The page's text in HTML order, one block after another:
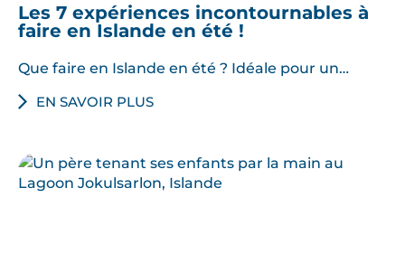
Les 7 expériences incontournables à
faire en Islande en été !
Que faire en Islande en été ? Idéale pour un…
EN SAVOIR PLUS